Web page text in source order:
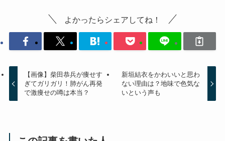
よかったらシェアしてね！
【画像】柴田恭兵が痩せす
ぎてガリガリ！肺がん再発
で激痩せの噂は本当？
新垣結衣をかわいいと思わ
ない理由は？地味で色気な
いという声も